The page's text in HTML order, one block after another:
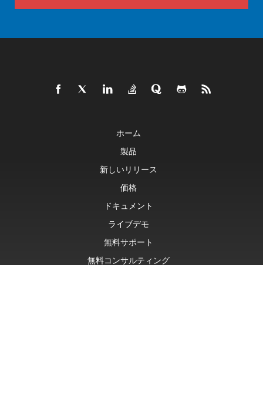
ホーム
製品
新しいリリース
価格
ドキュメント
ライブデモ
無料サポート
無料コンサルティング